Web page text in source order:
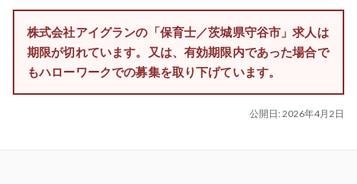
株式会社アイグランの「保育士／茨城県守谷市」求人は
期限が切れています。又は、有効期限内であった場合で
もハローワークでの募集を取り下げています。
公開日: 2026年4月2日